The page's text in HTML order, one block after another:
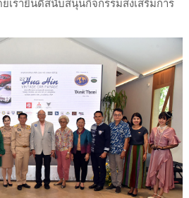
เรายินดีสนับสนุนกิจกรรมส่งเสริมการ